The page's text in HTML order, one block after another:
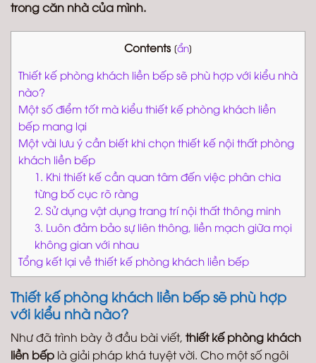
trong căn nhà của mình.
Contents [ẩn]
Thiết kế phòng khách liền bếp sẽ phù hợp với kiểu nhà
nào?
Một số điểm tốt mà kiểu thiết kế phòng khách liền
bếp mang lại
Một vài lưu ý cần biết khi chọn thiết kế nội thất phòng
khách liền bếp
1. Khi thiết kế cần quan tâm đến việc phân chia
từng bố cục rõ ràng
2. Sử dụng vật dụng trang trí nội thất thông minh
3. Luôn đảm bảo sự liên thông, liền mạch giữa mọi
không gian với nhau
Tổng kết lại về thiết kế phòng khách liền bếp
Thiết kế phòng khách liền bếp sẽ phù hợp
với kiểu nhà nào?
Như đã trình bày ở đầu bài viết, thiết kế phòng khách
liền bếp là giải pháp khá tuyệt vời. Cho một số ngôi